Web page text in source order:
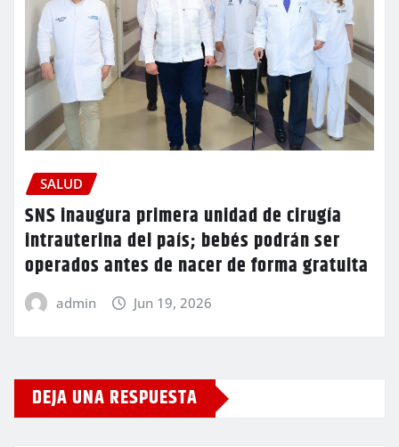
SALUD
SNS inaugura primera unidad de cirugía
intrauterina del país; bebés podrán ser
operados antes de nacer de forma gratuita
admin Jun 19, 2026
DEJA UNA RESPUESTA